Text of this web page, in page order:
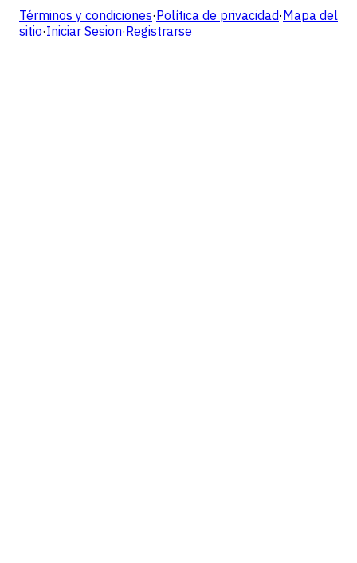
Términos y condiciones·Política de privacidad·Mapa del
sitio·Iniciar Sesion·Registrarse